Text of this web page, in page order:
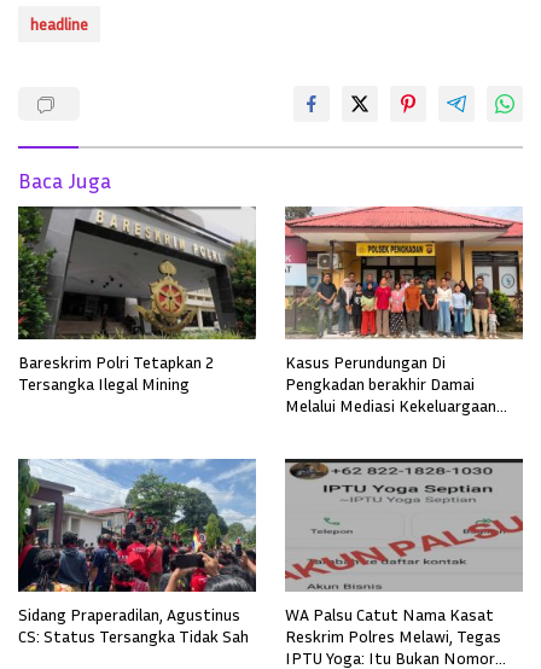
headline
Baca Juga
Bareskrim Polri Tetapkan 2
Tersangka Ilegal Mining
Kasus Perundungan Di
Pengkadan berakhir Damai
Melalui Mediasi Kekeluargaan
Sidang Praperadilan, Agustinus
CS: Status Tersangka Tidak Sah
WA Palsu Catut Nama Kasat
Reskrim Polres Melawi, Tegas
IPTU Yoga: Itu Bukan Nomor